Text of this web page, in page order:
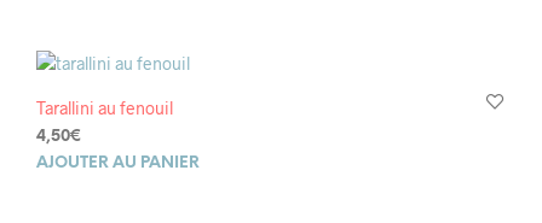
53,00€.
40,00€.
Tarallini au fenouil
4,50€
AJOUTER AU PANIER